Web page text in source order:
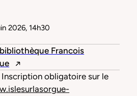
2026, 14h30
Francois
obligatoire sur le